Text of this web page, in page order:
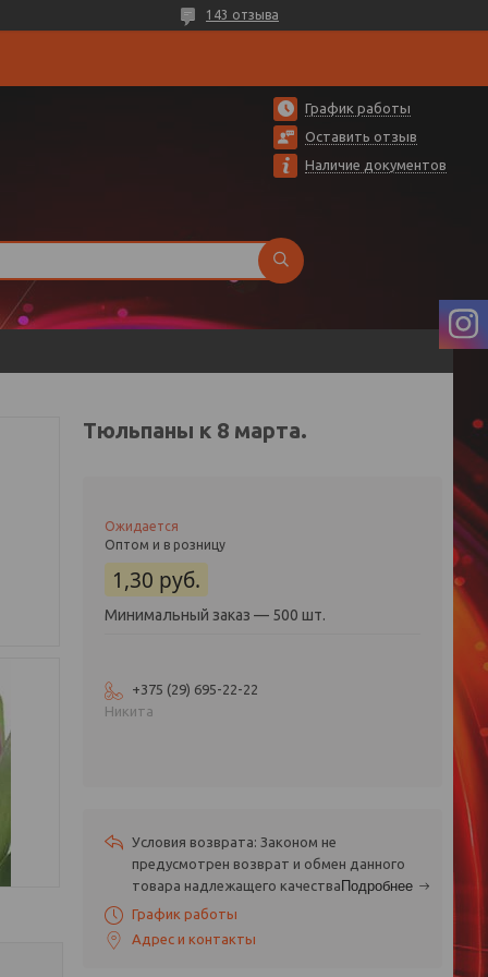
143 отзыва
График работы
Оставить отзыв
Наличие документов
Тюльпаны к 8 марта.
Ожидается
Оптом и в розницу
1,30 руб.
Минимальный заказ — 500 шт.
+375 (29) 695-22-22
Никита
Законом не
предусмотрен возврат и обмен данного
товара надлежащего качества Подробнее
График работы
Адрес и контакты